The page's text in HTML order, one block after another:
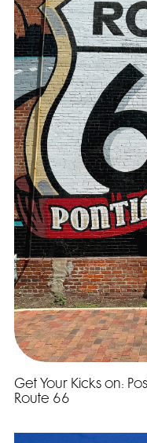
Get Your Kicks on:
Route 66